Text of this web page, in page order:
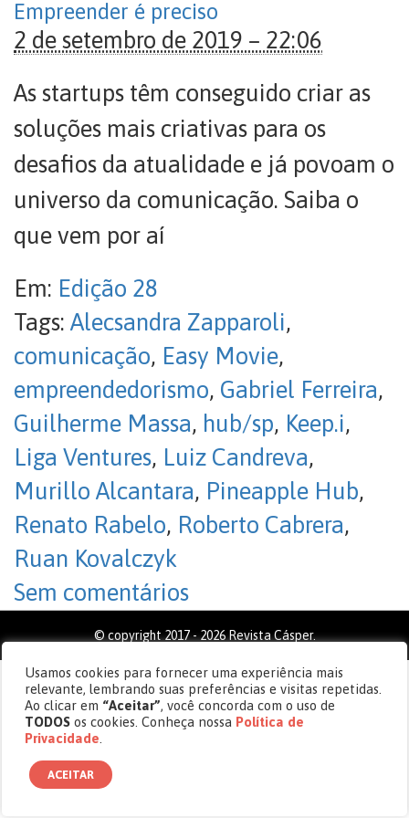
Empreender é preciso
2 de setembro de 2019 – 22:06
As startups têm conseguido criar as
soluções mais criativas para os
desafios da atualidade e já povoam o
universo da comunicação. Saiba o
que vem por aí
Em: Edição 28
Tags: Alecsandra Zapparoli,
comunicação, Easy Movie,
empreendedorismo, Gabriel Ferreira,
Guilherme Massa, hub/sp, Keep.i,
Liga Ventures, Luiz Candreva,
Murillo Alcantara, Pineapple Hub,
Renato Rabelo, Roberto Cabrera,
Ruan Kovalczyk
Sem comentários
© copyright 2017 - 2026 Revista Cásper.
Usamos cookies para fornecer uma experiência mais
relevante, lembrando suas preferências e visitas repetidas.
Ao clicar em “Aceitar”, você concorda com o uso de
TODOS os cookies. Conheça nossa Política de
Privacidade
ACEITAR